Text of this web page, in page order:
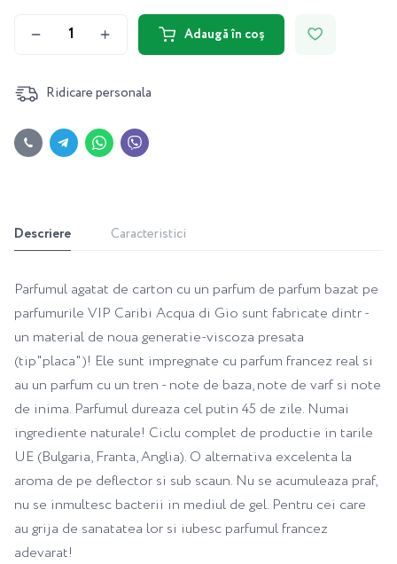
Adaugă în coș
Ridicare personala
Descriere Caracteristici
Parfumul agatat de carton cu un parfum de parfum bazat pe
parfumurile VIP Caribi Acqua di Gio sunt fabricate dintr -
un material de noua generatie-viscoza presata
(tip"placa")! Ele sunt impregnate cu parfum francez real si
au un parfum cu un tren - note de baza, note de varf si note
de inima. Parfumul dureaza cel putin 45 de zile. Numai
ingrediente naturale! Ciclu complet de productie in tarile
UE (Bulgaria, Franta, Anglia). O alternativa excelenta la
aroma de pe deflector si sub scaun. Nu se acumuleaza praf,
nu se inmultesc bacterii in mediul de gel. Pentru cei care
au grija de sanatatea lor si iubesc parfumul francez
adevarat!